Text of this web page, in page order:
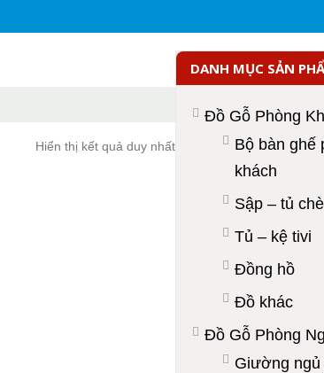
Hiển thị kết quả duy nhất
DANH MỤC SẢN
Đồ Gỗ Phòng
Bộ bàn ghế
khách
Sập – tủ chè
Tủ – kệ tivi
Đồng hồ
Đồ khác
Đồ Gỗ Phòng
Giường ngủ